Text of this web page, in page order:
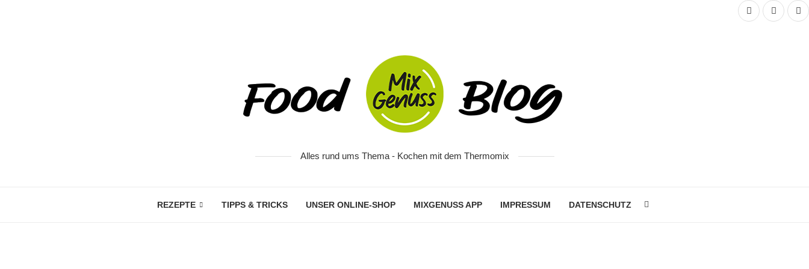
Alles rund ums Thema - Kochen mit dem Thermomix
REZEPTE TIPPS & TRICKS UNSER ONLINE-SHOP MIXGENUSS APP IMPRESSUM DATENSCHUTZ